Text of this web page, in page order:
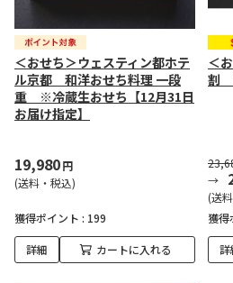
＜おせち＞ウェスティン都ホテ
ル京都 和洋おせち料理 一段
重 ※冷蔵生おせち【12月31日
お届け指定】
19,980円
(送料・税込)
獲得ポイント : 199
詳細 カートに入れる
＜
割
(送
獲得
詳